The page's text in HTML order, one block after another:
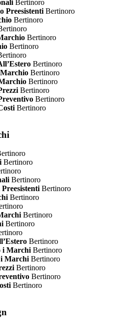
Bertinoro
Preesistenti Bertinoro
Bertinoro
Bertinoro
Bertinoro
Bertinoro
Bertinoro
Bertinoro
Bertinoro
Bertinoro
Bertinoro
Bertinoro
Bertinoro
Bertinoro
Bertinoro
Bertinoro
Bertinoro
Bertinoro
i Marchi Bertinoro
i Marchi Bertinoro
Bertinoro
Bertinoro
Bertinoro